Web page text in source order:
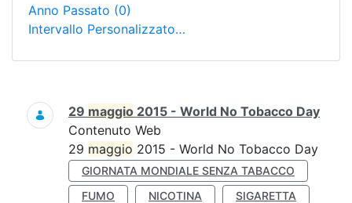
Anno Passato (0)
Intervallo Personalizzato…
Ricerca
29 maggio 2015 - World No Tobacco Day
Contenuto Web
29 maggio 2015 - World No Tobacco Day
GIORNATA MONDIALE SENZA TABACCO
FUMO
NICOTINA
SIGARETTA